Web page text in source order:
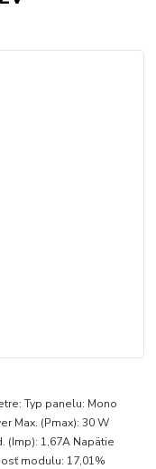
Typ panelu: Mono
Max. (Pmax): 30 W
(Imp): 1,67A Napätie
modulu: 17,01%